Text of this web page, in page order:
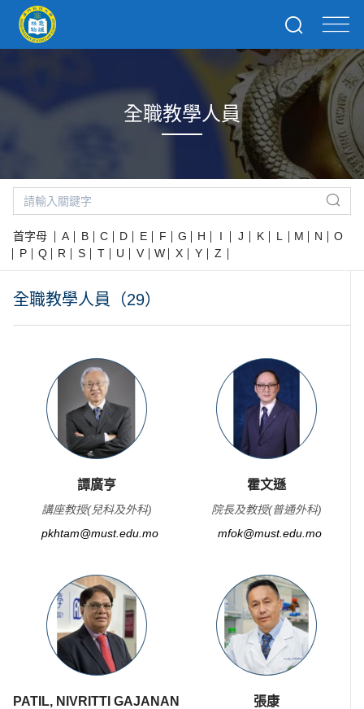
全職教學人員
首字母 A B C D E F G H I J K L M N
O
P
Q R S T U V W X Y Z
全職教學人員（29）
譚廣亨
講座教授(兒科及外科)
pkhtam@must.edu.mo
霍文遜
院長及教授(普通外科)
mfok@must.edu.mo
PATIL, NIVRITTI GAJANAN 張康